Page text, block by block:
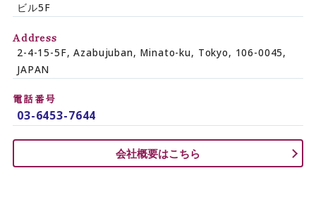
ビル5F
Address
2-4-15-5F, Azabujuban, Minato-ku, Tokyo, 106-0045,
JAPAN
電話番号
03-6453-7644
会社概要はこちら